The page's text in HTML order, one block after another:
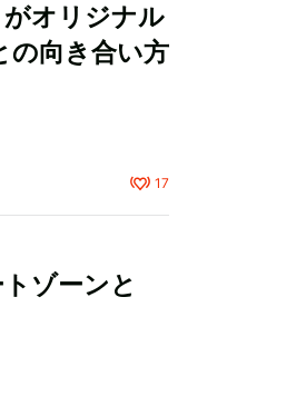
オリジナル
の向き合い方
17
ゾーンと